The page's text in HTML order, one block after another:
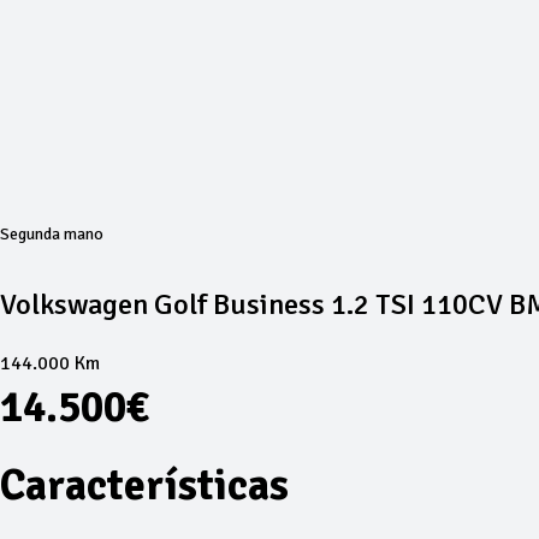
Segunda mano
Volkswagen Golf Business 1.2 TSI 110CV
144.000 Km
14.500€
Características